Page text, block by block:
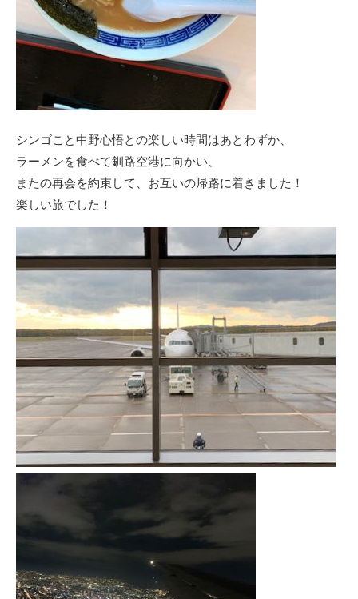
シンゴこと中野心悟との楽しい時間はあとわずか、
ラーメンを食べて釧路空港に向かい、
またの再会を約束して、お互いの帰路に着きました！
楽しい旅でした！